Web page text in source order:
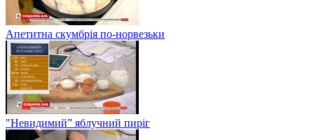
Апетитна скумбрія по-норвезьки
"Невидимий” яблучний пиріг